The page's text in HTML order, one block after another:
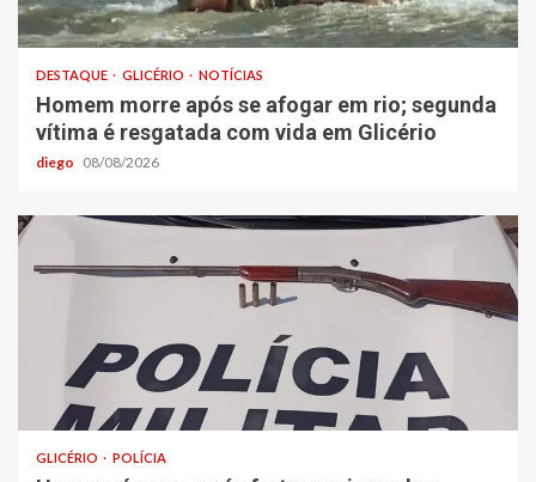
DESTAQUE GLICÉRIO NOTÍCIAS
Homem morre após se afogar em rio; segunda
vítima é resgatada com vida em Glicério
diego 08/08/2026
GLICÉRIO POLÍCIA